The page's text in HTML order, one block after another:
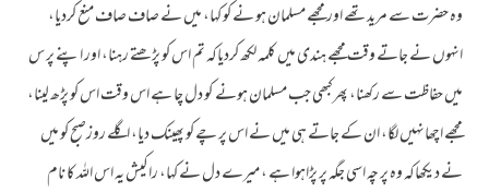
وہ حضرت سے مریدتھے اور مجھے مسلمان ہو نے کو کہا، میں نے صاف صاف منع کردیا،
انہوں نے جاتے وقت مجھے ہندی میں کلمہ لکھ کردیاکہ تم اس کو پڑھتے رہنا، اور اپنے پر س
میں حفاظت سے رکھنا، پھرکبھی جب مسلمان ہونے کو دل چا ہے اس وقت اس کو پڑھ لینا،
مجھے اچھانہیں لگا، ان کے جاتے ہی میں نے اس پر چے کو پھینک دیا، اگلے روزصبح کو میں
نے دیکھاکہ وہ پر چہ اسی جگہ پر پڑاہوا ہے ، میرے دل نے کہا، راکیش یہ اس اللہ کا نام